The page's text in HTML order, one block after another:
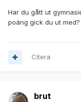
Har du gått ut
poäng gick du ut
Citera
brut